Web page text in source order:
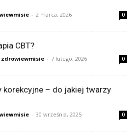
- 2 marca, 2026 0
CBT?
- 7 lutego, 2026 0
korekcyjne – do jakiej twarzy
- 30 września, 2025 0